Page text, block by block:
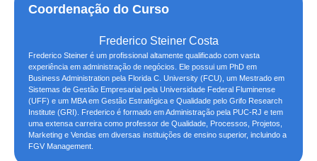
Coordenação do Curso
Frederico Steiner Costa
Frederico Steiner é um profissional altamente qualificado com vasta
experiência em administração de negócios. Ele possui um PhD em
Business Administration pela Florida C. University (FCU), um Mestrado em
Sistemas de Gestão Empresarial pela Universidade Federal Fluminense
(UFF) e um MBA em Gestão Estratégica e Qualidade pelo Grifo Research
Institute (GRI). Frederico é formado em Administração pela PUC-RJ e tem
uma extensa carreira como professor de Qualidade, Processos, Projetos,
Marketing e Vendas em diversas instituições de ensino superior, incluindo a
FGV Management.